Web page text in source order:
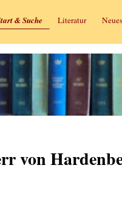
& Suche Literatur Neues
von